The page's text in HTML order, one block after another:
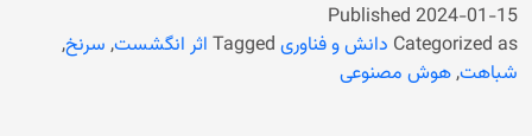
این سایت علمی در گزارشش نوشته است، در حالی که منحصر به فرد بودن اثر
انگشتان آن چیزی است که آن‌ها را در تحقیقات صحنه جرم بسیار مهم جلوه
می‌دهند، اما ناتوانی در تطبیق اثر انگشت مختلف از یک شخص که به عنوان اثر
انگشت درون شخص شناخته می‌شود، می‌تواند باعث ایجاد مشکلات اساسی در
Published 2024-01-15
Categorized as دانش و فناوری Tagged اثر انگشست, سرنخ,
شباهت,هوش مصنوعی